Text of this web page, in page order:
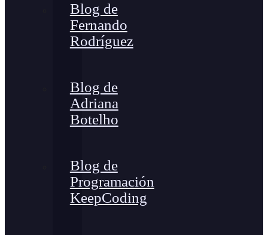
Blog de
Fernando
Rodríguez
Blog de
Adriana
Botelho
Blog de
Programación
KeepCoding